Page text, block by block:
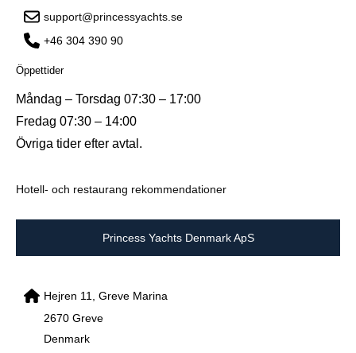
support@princessyachts.se
+46 304 390 90
Öppettider
Måndag – Torsdag 07:30 – 17:00
Fredag 07:30 – 14:00
Övriga tider efter avtal.
Hotell- och restaurang rekommendationer
Princess Yachts Denmark ApS
Hejren 11, Greve Marina
2670 Greve
Denmark